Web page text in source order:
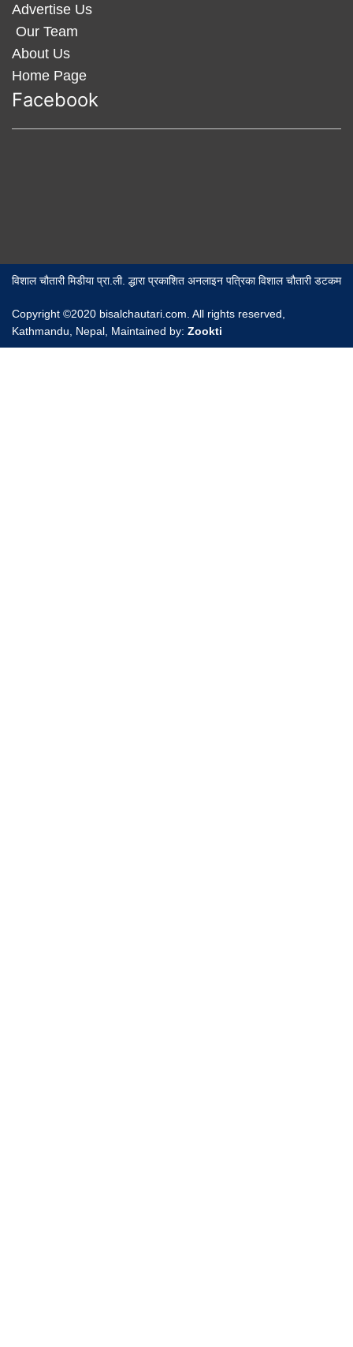
Advertise Us
Our Team
About Us
Home Page
Facebook
विशाल चौतारी मिडीया प्रा.ली. द्धारा प्रकाशित अनलाइन पत्रिका विशाल चौतारी डटकम
Copyright ©2020 bisalchautari.com. All rights reserved,
Kathmandu, Nepal, Maintained by: Zookti